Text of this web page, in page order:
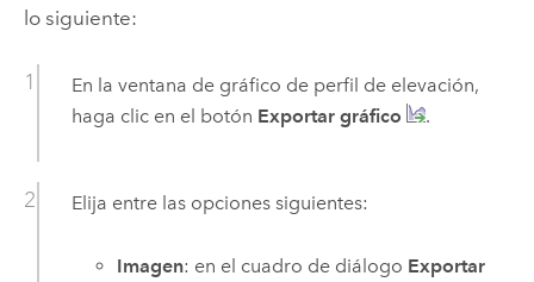
lo siguiente:
En la ventana de gráfico de perfil de elevación,
haga clic en el botón Exportar gráfico .
Elija entre las opciones siguientes:
Imagen: en el cuadro de diálogo Exportar